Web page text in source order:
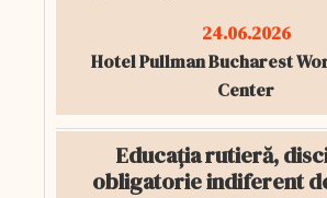
24.06.2026
Hotel Pullman Bucharest
Center
Educația rutieră,
obligatorie indiferent